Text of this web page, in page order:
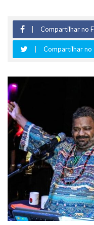
Compartilhar no
Compartilhar